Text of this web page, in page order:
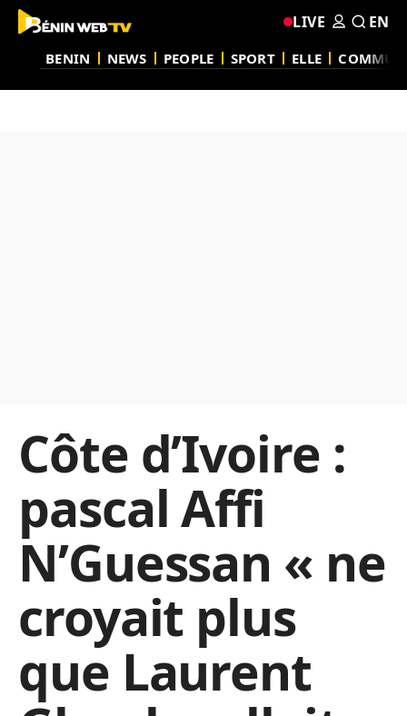
BENIN NEWS PEOPLE SPORT ELLE
LIVE EN
Côte d’Ivoire :
pascal Affi
N’Guessan « ne
croyait plus
que Laurent